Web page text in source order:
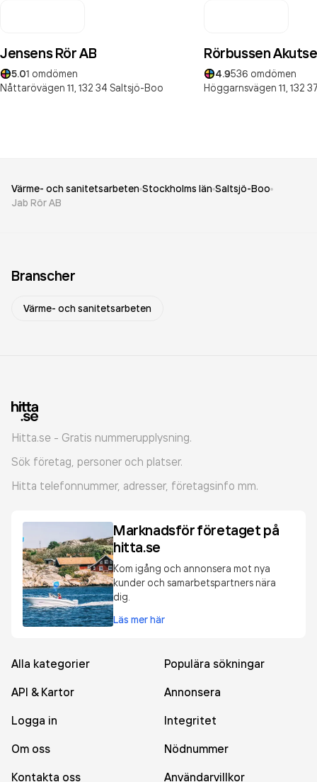
Jensens Rör AB
5.01 omdömen
Nåttarövägen 11, 132 34 Saltsjö-Boo
Rörbussen
4.9536 omdömen
Höggarnsvägen 11, 132
Värme- och sanitetsarbeten Stockholms län Saltsjö-Boo
Jab Rör AB
Branscher
Värme- och sanitetsarbeten
Hitta.se - Gratis nummerupplysning.
Sök företag, personer och platser.
Hitta telefonnummer, adresser, företagsinfo mm.
Marknadsför företaget på
hitta.se
Kom igång och annonsera mot nya
kunder och samarbetspartners nära
dig.
Läs mer här
Alla kategorier
Populära sökningar
API & Kartor
Annonsera
Logga in
Integritet
Om oss
Nödnummer
Kontakta oss
Användarvillkor